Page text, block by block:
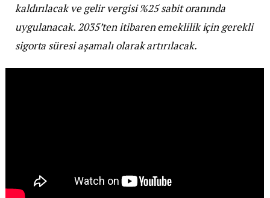
kaldırılacak ve gelir vergisi %25 sabit oranında
uygulanacak. 2035’ten itibaren emeklilik için gerekli
sigorta süresi aşamalı olarak artırılacak.